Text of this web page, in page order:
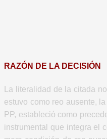
RAZÓN DE LA DECISIÓN
La literalidad de la citada
estuvo como reo ausente,
PP, estableció como
instrumental que integra el